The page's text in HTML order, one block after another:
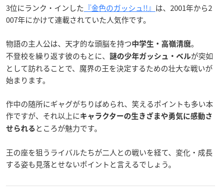
3位にランク・インした 『金色のガッシュ!!』 は、2001年から2
007年にかけて連載されていた人気作です。
物語の主人公は、天才的な頭脳を持つ中学生・高嶺清麿。
不登校を繰り返す彼のもとに、
謎の少年ガッシュ・ベルが突如
として訪れることで、魔界の王を決定するための壮大な戦いが
始まります。
作中の随所にギャグがちりばめられ、笑えるポイントも多い本
作ですが、それ以上にキャラクターの生きざまや勇気に感動さ
せられる ところが魅力です。
王の座を狙うライバルたちが二人との戦いを経て、変化・成長
する姿も見落とせないポイントと言えるでしょう。